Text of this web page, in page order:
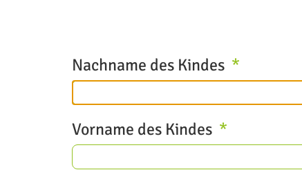
Nachname des Kindes
Vorname des Kindes